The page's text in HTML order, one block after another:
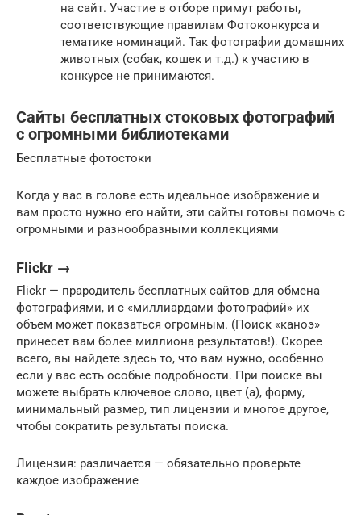
на сайт. Участие в отборе примут работы,
соответствующие правилам Фотоконкурса и
тематике номинаций. Так фотографии домашних
животных (собак, кошек и т.д.) к участию в
конкурсе не принимаются.
Сайты бесплатных стоковых фотографий
с огромными библиотеками
Бесплатные фотостоки
Когда у вас в голове есть идеальное изображение и
вам просто нужно его найти, эти сайты готовы помочь с
огромными и разнообразными коллекциями
Flickr →
Flickr — прародитель бесплатных сайтов для обмена
фотографиями, и с «миллиардами фотографий» их
объем может показаться огромным. (Поиск «каноэ»
принесет вам более миллиона результатов!). Скорее
всего, вы найдете здесь то, что вам нужно, особенно
если у вас есть особые подробности. При поиске вы
можете выбрать ключевое слово, цвет (а), форму,
минимальный размер, тип лицензии и многое другое,
чтобы сократить результаты поиска.
Лицензия: различается — обязательно проверьте
каждое изображение